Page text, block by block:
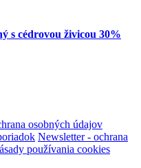
s cédrovou živicou 30%
osobných údajov
Newsletter - ochrana
používania cookies